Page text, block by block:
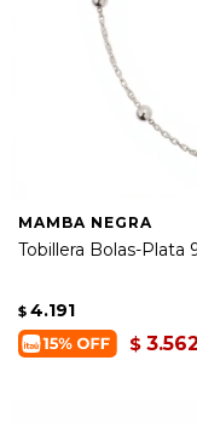
MAMBA NEGRA
Tobillera Bolas-Plata
$ 4.191
$ 3.562